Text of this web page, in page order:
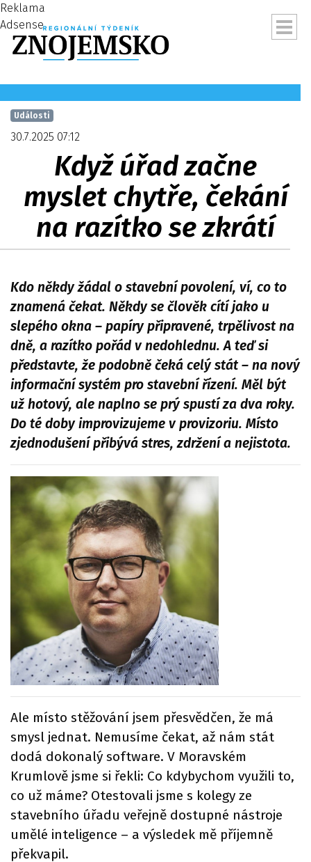
Reklama
Adsense
Události
30.7.2025 07:12
Když úřad začne
myslet chytře, čekání
na razítko se zkrátí
Kdo někdy žádal o stavební povolení, ví, co to
znamená čekat. Někdy se člověk cítí jako u
slepého okna – papíry připravené, trpělivost na
dně, a razítko pořád v nedohlednu. A teď si
představte, že podobně čeká celý stát – na nový
informační systém pro stavební řízení. Měl být
už hotový, ale naplno se prý spustí za dva roky.
Do té doby improvizujeme v provizoriu. Místo
zjednodušení přibývá stres, zdržení a nejistota.
Ale místo stěžování jsem přesvědčen, že má
smysl jednat. Nemusíme čekat, až nám stát
dodá dokonalý software. V Moravském
Krumlově jsme si řekli: Co kdybychom využili to,
co už máme? Otestovali jsme s kolegy ze
stavebního úřadu veřejně dostupné nástroje
umělé inteligence – a výsledek mě příjemně
překvapil.